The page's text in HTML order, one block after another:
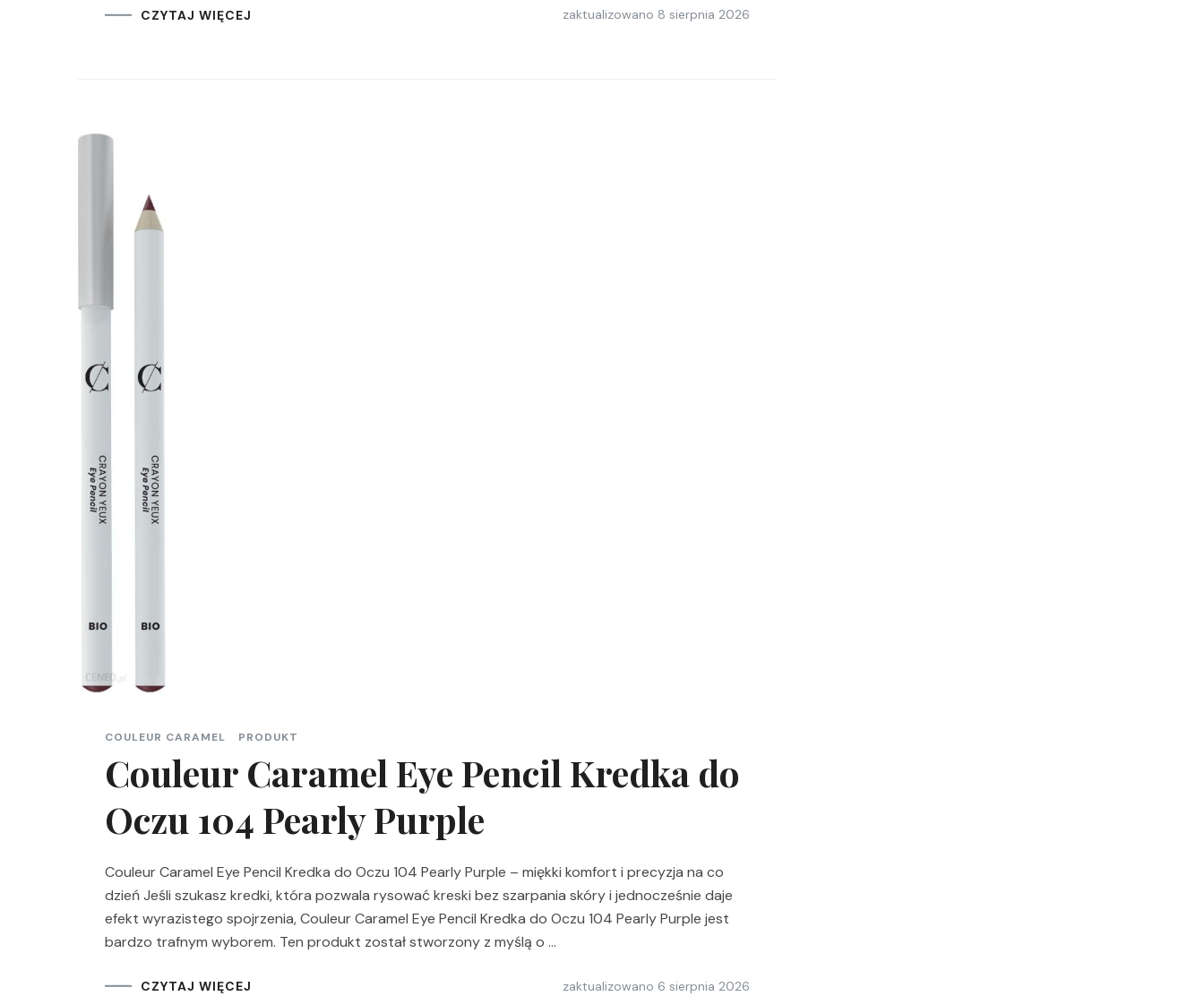
CZYTAJ WIĘCEJ zaktualizowano 8 sierpnia 2026
COULEUR CARAMEL PRODUKT
Couleur Caramel Eye Pencil Kredka do
Oczu 104 Pearly Purple
Couleur Caramel Eye Pencil Kredka do Oczu 104 Pearly Purple – miękki komfort i precyzja na co
dzień Jeśli szukasz kredki, która pozwala rysować kreski bez szarpania skóry i jednocześnie daje
efekt wyrazistego spojrzenia, Couleur Caramel Eye Pencil Kredka do Oczu 104 Pearly Purple jest
bardzo trafnym wyborem. Ten produkt został stworzony z myślą o …
CZYTAJ WIĘCEJ zaktualizowano 6 sierpnia 2026